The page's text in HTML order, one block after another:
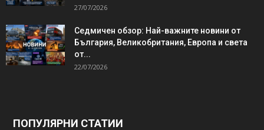
27/07/2026
Седмичен обзор: Най-важните новини от
България, Великобритания, Европа и света
от...
22/07/2026
ПОПУЛЯРНИ СТАТИИ